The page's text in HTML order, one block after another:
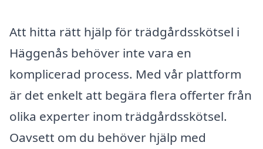
Att hitta rätt hjälp för trädgårdsskötsel i
Häggenås behöver inte vara en
komplicerad process. Med vår plattform
är det enkelt att begära flera offerter från
olika experter inom trädgårdsskötsel.
Oavsett om du behöver hjälp med